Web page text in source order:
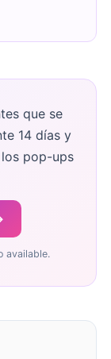
que se
14 días y
pop-ups
available.